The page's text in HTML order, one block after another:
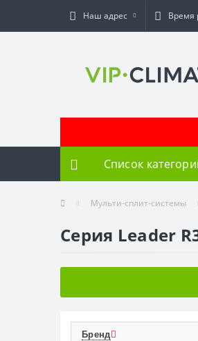
Наш адрес Время
Список
Мульти-сплит-системы
Серия Leader
Бренд